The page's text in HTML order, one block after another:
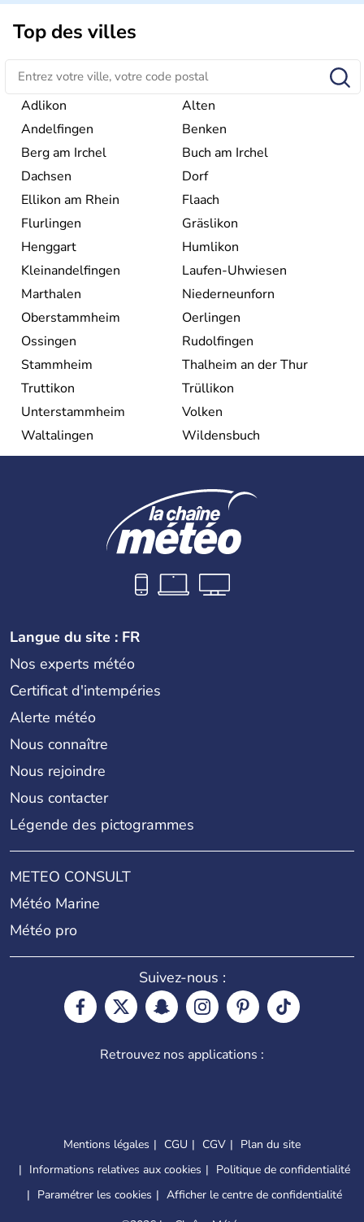
Le peuple Helvète est à l'origine de la fondation de la
Suisse suite à une migration forcée. En 1291, le pacte
féodal marque la naissance de la Suisse sous la forme
d'une alliance composée de plusieurs cantons. L'Etat
fédéral n'est créé qu'en 1848 et signe l'abolition des
frontières, ainsi que l'établissement d'une monnaie
unique et d'une armée. La première constitution est
ajouté 26 ans plus tard.
Top des villes
Adlikon
Alten
Andelfingen
Benken
Berg am Irchel
Buch am Irchel
Dachsen
Dorf
Ellikon am Rhein
Flaach
Flurlingen
Gräslikon
Henggart
Humlikon
Kleinandelfingen
Laufen-Uhwiesen
Marthalen
Niederneunforn
Oberstammheim
Oerlingen
Ossingen
Rudolfingen
Stammheim
Thalheim an der Thur
Truttikon
Trüllikon
Unterstammheim
Volken
Waltalingen
Wildensbuch
Langue du site : FR
Nos experts météo
Certificat d'intempéries
Alerte météo
Nous connaître
Nous rejoindre
Nous contacter
Légende des pictogrammes
METEO CONSULT
Météo Marine
Météo pro
Suivez-nous :
Retrouvez nos applications :
Mentions légales CGU CGV
Plan du site
Informations relatives aux cookies
Politique de confidentialité
Paramétrer les cookies
Afficher le centre de confidentialité